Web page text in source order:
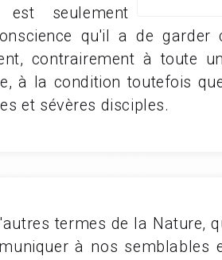
est seulement
qu'il a de
contrairement à toute
à la condition toutefois
et sévères disciples.
termes de la Nature,
à nos semblables